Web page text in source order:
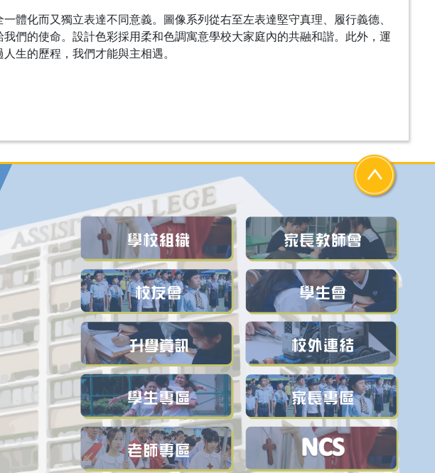
體化而又獨立表達不同意義。圖像系列從右至左表達堅守真理、履行義德、
們的使命。設計色彩採用柔和色調寓意學校大家庭內的共融和諧。此外，運
生的歷程，我們才能與主相遇。